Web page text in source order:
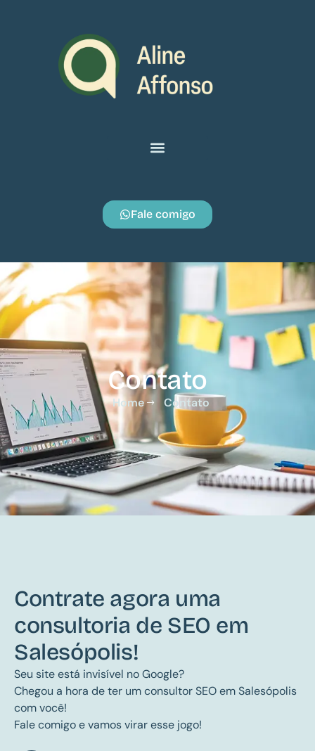
Fale comigo
Contato
Home Contato
Contrate agora uma
consultoria de SEO em
Salesópolis!
Seu site está invisível no Google?
Chegou a hora de ter um consultor SEO em Salesópolis
com você!
Fale comigo e vamos virar esse jogo!